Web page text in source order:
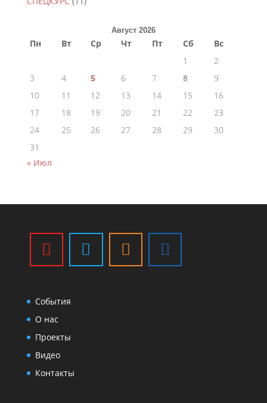
Август 2026
Пн Вт Ср Чт Пт Сб
Вс
1
2
3
4 5 6 7 8
9
10
11 12 13 14 15
16
17
18 19 20 21 22
23
24
25 26 27 28 29
30
31
« Июл
События
О нас
Проекты
Видео
Контакты